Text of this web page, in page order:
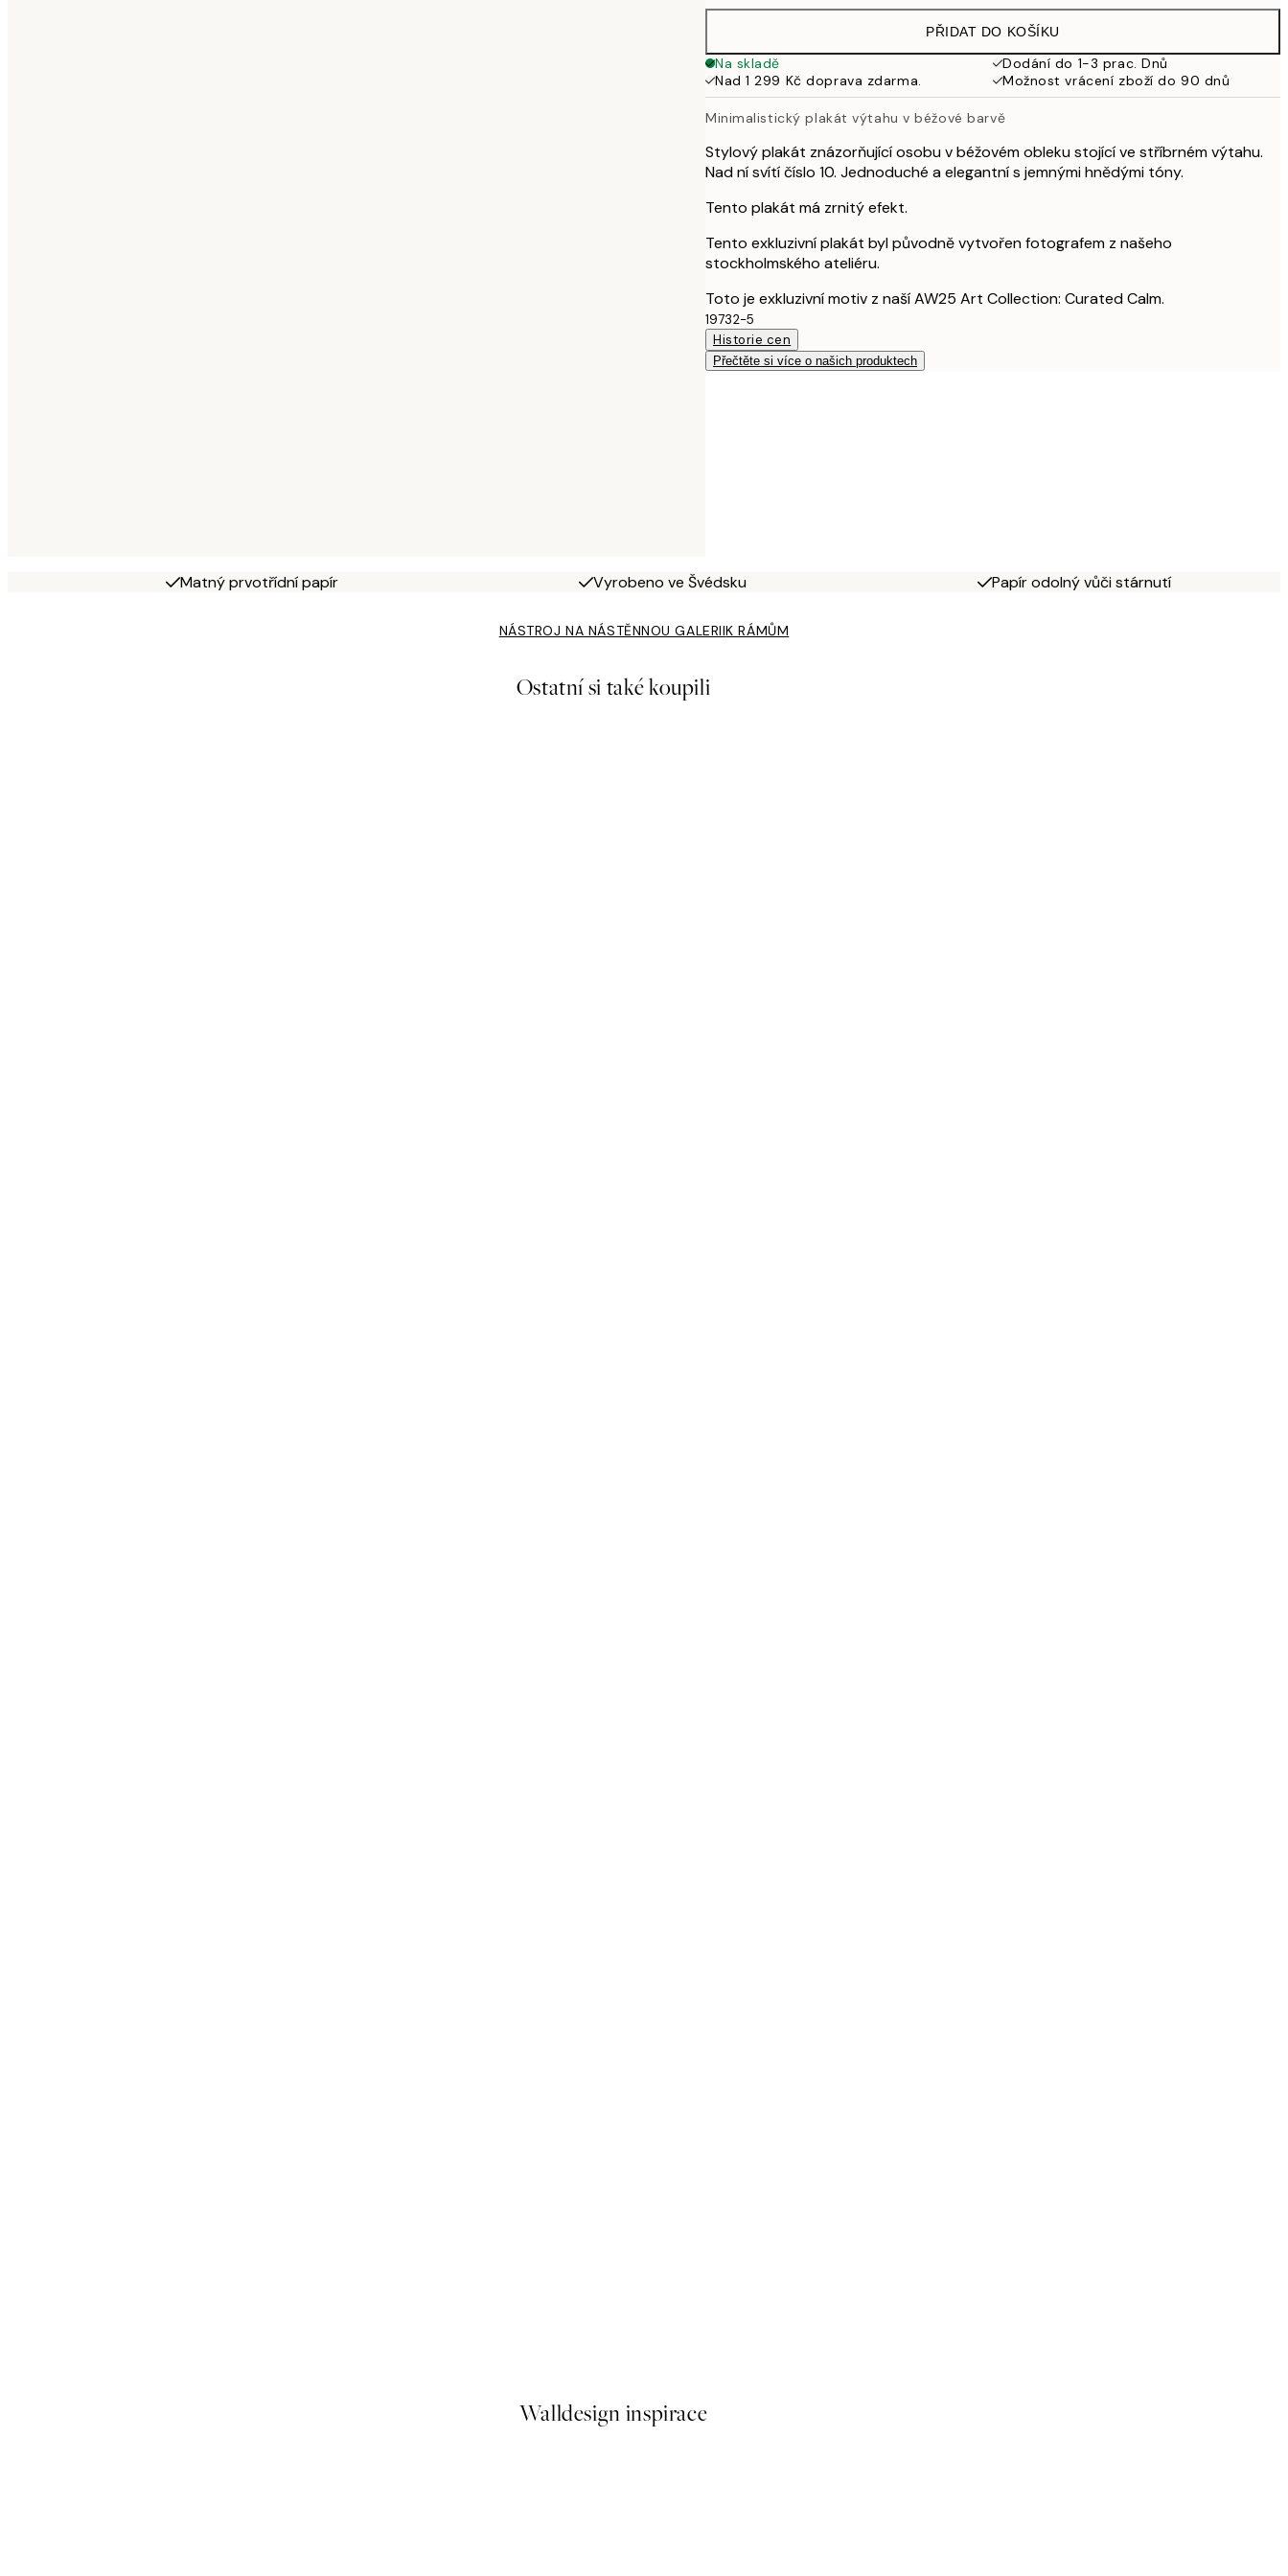
925 Kč
PŘIDAT DO KOŠÍKU
Na skladě
Dodání do 1-3 prac. Dnů
Nad 1 299 Kč doprava zdarma.
Možnost vrácení zboží do 90 dnů
Minimalistický plakát výtahu v béžové barvě
Stylový plakát znázorňující osobu v béžovém obleku stojící ve stříbrném výtahu.
Nad ní svítí číslo 10. Jednoduché a elegantní s jemnými hnědými tóny.
Tento plakát má zrnitý efekt.
Tento exkluzivní plakát byl původně vytvořen fotografem z našeho
stockholmského ateliéru.
Toto je exkluzivní motiv z naší AW25 Art Collection: Curated Calm.
19732-5
Historie cen
Přečtěte si více o našich produktech
Matný prvotřídní papír Vyrobeno ve Švédsku Papír odolný vůči stárnutí
NÁSTROJ NA NÁSTĚNNOU GALERIIK RÁMŮM
Ostatní si také koupili
Walldesign inspirace